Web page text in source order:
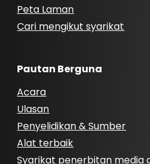
Peta Laman
Cari mengikut syarikat
Pautan Berguna
Acara
Ulasan
Penyelidikan & Sumber
Alat terbaik
Syarikat penerbitan media